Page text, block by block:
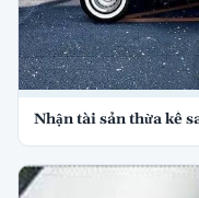
Nhận tài sản thừa kế